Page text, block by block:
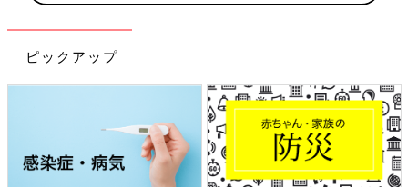
いる様子が映っているのに、なぜそこで“元気”と表現をしてしま
うんだろうと。
でも、すぐに気づいたんです。このお母さんはいつも「助けて」
と言えない状況に置かれていて、だれにも弱音を吐けず、理解し
てくれる人も少ないんじゃないかと思いました。せっかく社会に
向けて発信できる貴重な機会ですら、本音を封じ込めてポジティ
ブに見せてしまったのではないかと。そのことが悔しくて、怒り
にも似た気持ちがわきました。
ピックアップ